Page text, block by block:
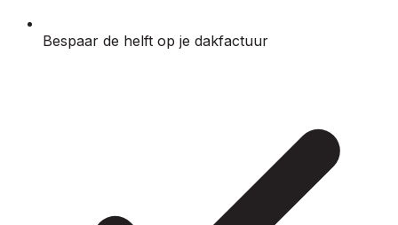
Bespaar de helft op je dakfactuur